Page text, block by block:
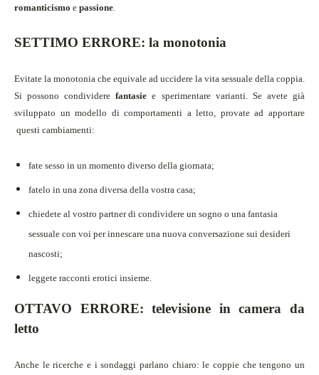
romanticismo e passione.
SETTIMO ERRORE: la monotonia
Evitate la monotonia che equivale ad uccidere la vita sessuale della coppia.
Si possono condividerefantasie e sperimentare varianti. Se avete già
sviluppato un modello di comportamenti a letto, provate ad apportare
questi cambiamenti:
fate sesso in un momento diverso della giornata;
fatelo in una zona diversa della vostra casa;
chiedete al vostro partner di condividere un sogno o una fantasia
sessuale con voi per innescare una nuova conversazione sui desideri
nascosti;
leggete racconti erotici insieme.
OTTAVO ERRORE: televisione in camera da
letto
Anche le ricerche e i sondaggi parlano chiaro: le coppie che tengono un